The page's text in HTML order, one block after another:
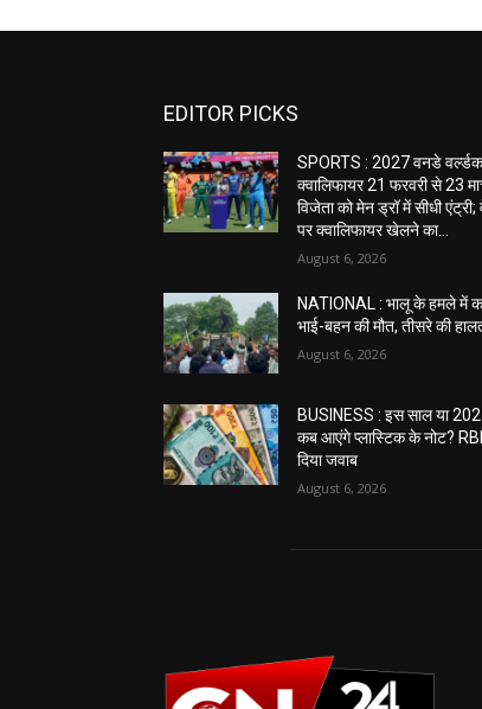
EDITOR PICKS
SPORTS : 2027 वनडे
क्वालिफायर 21 फरवरी से 23
विजेता को मेन ड्रॉ में सीधी
पर क्वालिफायर खेलने का...
August 6, 2026
NATIONAL : भालू के हमले में
भाई-बहन की मौत, तीसरे की
August 6, 2026
BUSINESS : इस साल या
कब आएंगे प्लास्टिक के नोट? RBI
दिया जवाब
August 6, 2026